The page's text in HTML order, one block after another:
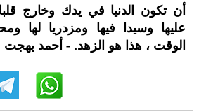
أن تكون الدنيا في يدك وخارج
عليها وسيدا فيها ومزدريا لها
الوقت ، هذا هو الزهد. - أحمد بهجت